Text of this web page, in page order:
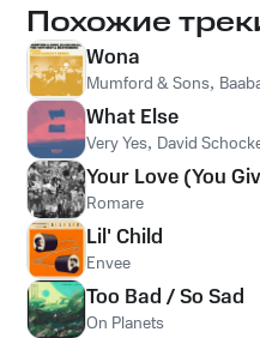
Похожие
Wona
Mumford & Sons,
What Else
Very Yes, David
Your Love (You
Romare
Lil' Child
Envee
Too Bad / So Sad
On Planets